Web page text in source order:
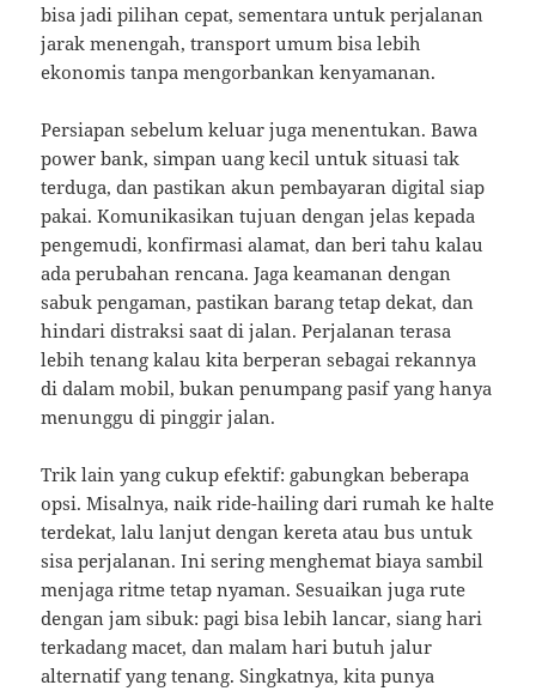
bisa jadi pilihan cepat, sementara untuk perjalanan
jarak menengah, transport umum bisa lebih
ekonomis tanpa mengorbankan kenyamanan.
Persiapan sebelum keluar juga menentukan. Bawa
power bank, simpan uang kecil untuk situasi tak
terduga, dan pastikan akun pembayaran digital siap
pakai. Komunikasikan tujuan dengan jelas kepada
pengemudi, konfirmasi alamat, dan beri tahu kalau
ada perubahan rencana. Jaga keamanan dengan
sabuk pengaman, pastikan barang tetap dekat, dan
hindari distraksi saat di jalan. Perjalanan terasa
lebih tenang kalau kita berperan sebagai rekannya
di dalam mobil, bukan penumpang pasif yang hanya
menunggu di pinggir jalan.
Trik lain yang cukup efektif: gabungkan beberapa
opsi. Misalnya, naik ride-hailing dari rumah ke halte
terdekat, lalu lanjut dengan kereta atau bus untuk
sisa perjalanan. Ini sering menghemat biaya sambil
menjaga ritme tetap nyaman. Sesuaikan juga rute
dengan jam sibuk: pagi bisa lebih lancar, siang hari
terkadang macet, dan malam hari butuh jalur
alternatif yang tenang. Singkatnya, kita punya